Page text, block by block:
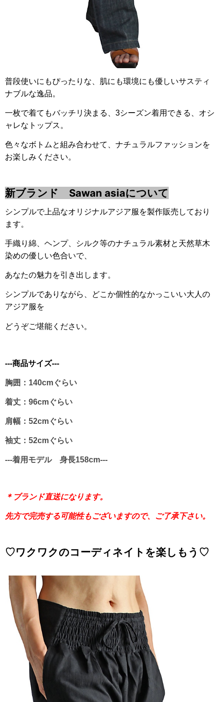
普段使いにもぴったりな、肌にも環境にも優しいサスティ
ナブルな逸品。
一枚で着てもバッチリ決まる、 3シーズン着用できる、オシ
ャレなトップス。
色々なボトムと組み合わせて、ナチュラルファッションを
お楽しみください。
新ブランド Sawan asiaについて
シンプルで上品なオリジナルアジア服を製作販売しており
ます。
手織り綿、ヘンプ、シルク等のナチュラル素材と天然草木
染めの優しい色合いで、
あなたの魅力を引き出します。
シンプルでありながら、どこか個性的なかっこいい大人の
アジア服を
どうぞご堪能ください。
---商品サイズ---
胸囲：140cmぐらい
着丈：96cmぐらい
肩幅：52cmぐらい
袖丈：52cmぐらい
---着用モデル 身長158cm---
＊ブランド直送になります。
先方で完売する可能性もございますので、ご了承下さい。
♡ワクワクのコーディネイトを楽しもう♡